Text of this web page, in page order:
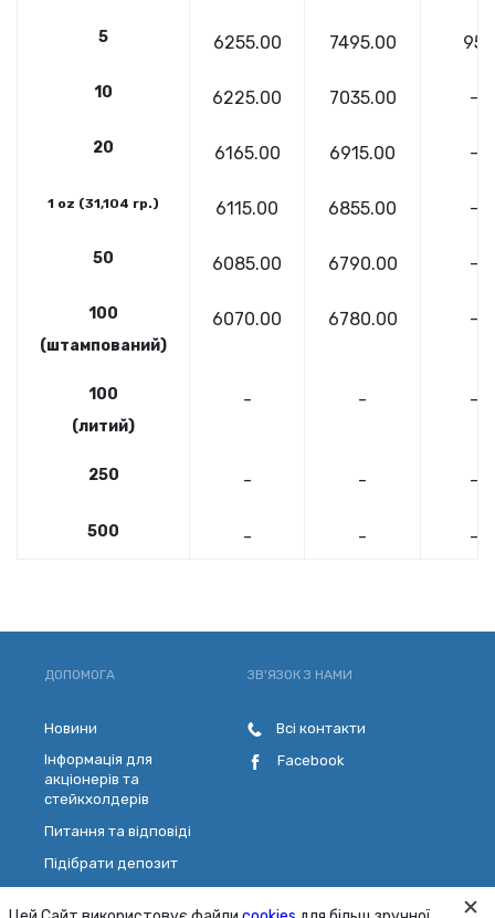
5 6255.00 7495.00 95
10 6225.00 7035.00 -
20 6165.00 6915.00 -
1 oz (31,104 гр.) 6115.00 6855.00 -
50 6085.00 6790.00 -
100
(штампований)
6070.00 6780.00 -
100
(литий)
- - -
250 - - -
500 - - -
ДОПОМОГА
Новини
Інформація для
акціонерів та
стейкхолдерів
Питання та відповіді
Підібрати депозит
ЗВ'ЯЗОК З НАМИ
Всі контакти
Facebook